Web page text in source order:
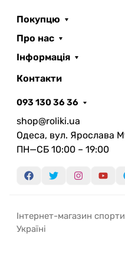
Потовщене дно для
Діаметр робочої
Вага сковороди –
Сталеве кільце
пальник у комплекті
Сковорідка-садж з
представлена у
надійний посуд із
процесу готування та
Покупцю
Про нас
Інформація
Контакти
093 130 36 36
shop@roliki.ua
Одеса, вул. Ярослава
ПН—СБ 10:00 – 19:00
Інтернет-магазин
Україні